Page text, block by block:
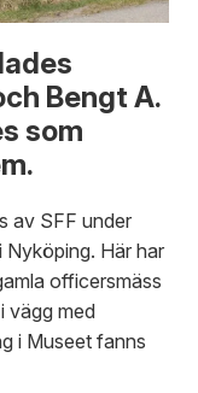
Bengt A.
som
av SFF under
Här har
officersmäss
vägg med
i Museet fanns